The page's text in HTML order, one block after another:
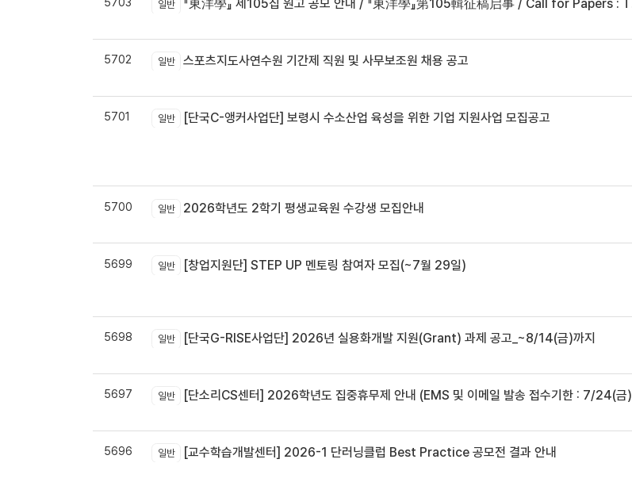
일반 『東洋學』 제105집 원고 공모 안내 / 『東洋學』第105輯征稿启事 / Call for Papers : The Oriental Studies, the 105th Issue
5702 일반 스포츠지도사연수원 기간제 직원 및 사무보조원 채용 공고
5701 일반 [단국C-앵커사업단] 보령시 수소산업 육성을 위한 기업 지원사업 모집공고
5700 일반 2026학년도 2학기 평생교육원 수강생 모집안내
5699 일반 [창업지원단] STEP UP 멘토링 참여자 모집(~7월 29일)
5698 일반 [단국G-RISE사업단] 2026년 실용화개발 지원(Grant) 과제 공고_~8/14(금)까지
5697 일반 [단소리CS센터] 2026학년도 집중휴무제 안내 (EMS 및 이메일 발송 접수기한 : 7/24(금) 오후 12시까지)
5696 일반 [교수학습개발센터] 2026-1 단러닝클럽 Best Practice 공모전 결과 안내